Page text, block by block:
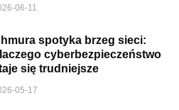
06-11
spotyka brzeg sieci:
cyberbezpieczeństwo
się trudniejsze
05-17